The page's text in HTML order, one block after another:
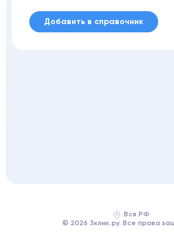
Добавить в справочник
Вся РФ
© 2026 3клик.ру. Все права